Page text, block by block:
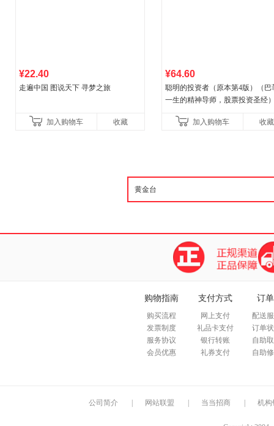
¥22.40
走遍中国 图说天下 寻梦之旅
加入购物车 收藏
¥64.60
聪明的投资者（原本第4版）（巴
一生的精神导师，股票投资圣经
加入购物车 收藏
购物指南
购买流程
发票制度
服务协议
会员优惠
支付方式
网上支付
礼品卡支付
银行转账
礼券支付
订
配送
订单
自助
自助
公司简介 网站联盟 当当招商 机构